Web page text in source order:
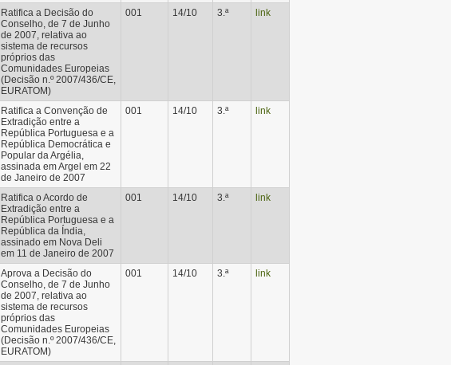
Ratifica a Decisão do
Conselho, de 7 de Junho
de 2007, relativa ao
sistema de recursos
próprios das
Comunidades Europeias
(Decisão n.º 2007/436/CE,
EURATOM)
001 14/10 3.ª link
Ratifica a Convenção de
Extradição entre a
República Portuguesa e a
República Democrática e
Popular da Argélia,
assinada em Argel em 22
de Janeiro de 2007
001 14/10 3.ª link
Ratifica o Acordo de
Extradição entre a
República Portuguesa e a
República da Índia,
assinado em Nova Deli
em 11 de Janeiro de 2007
001 14/10 3.ª link
Aprova a Decisão do
Conselho, de 7 de Junho
de 2007, relativa ao
sistema de recursos
próprios das
Comunidades Europeias
(Decisão n.º 2007/436/CE,
EURATOM)
001 14/10 3.ª link